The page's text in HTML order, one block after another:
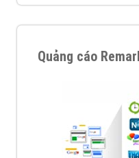
Quảng cáo